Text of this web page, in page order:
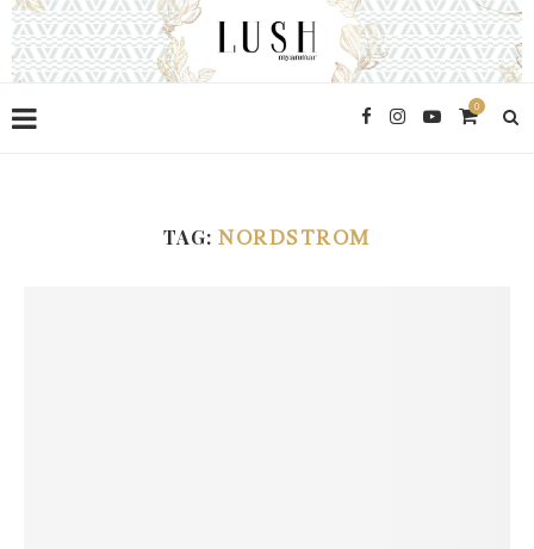
0
TAG:NORDSTROM